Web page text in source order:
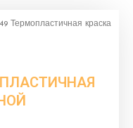
Термопластичная краска